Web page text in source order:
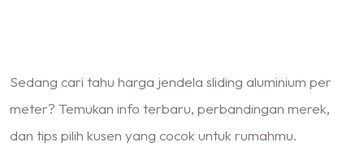
Sedang cari tahu harga jendela sliding aluminium per
meter? Temukan info terbaru, perbandingan merek,
dan tips pilih kusen yang cocok untuk rumahmu.